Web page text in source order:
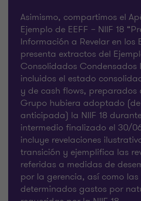
Asimismo, compartimos el
Ejemplo de EEFF – NIIF 18
Información a Revelar en los
presenta extractos del
Consolidados Condensados
incluidos el estado
y de cash flows, preparados
Grupo hubiera adoptado
anticipada) la NIIF 18
intermedio finalizado el 30/
incluye revelaciones
transición y ejemplifica las
referidas a medidas de
por la gerencia, así como las
determinados gastos por